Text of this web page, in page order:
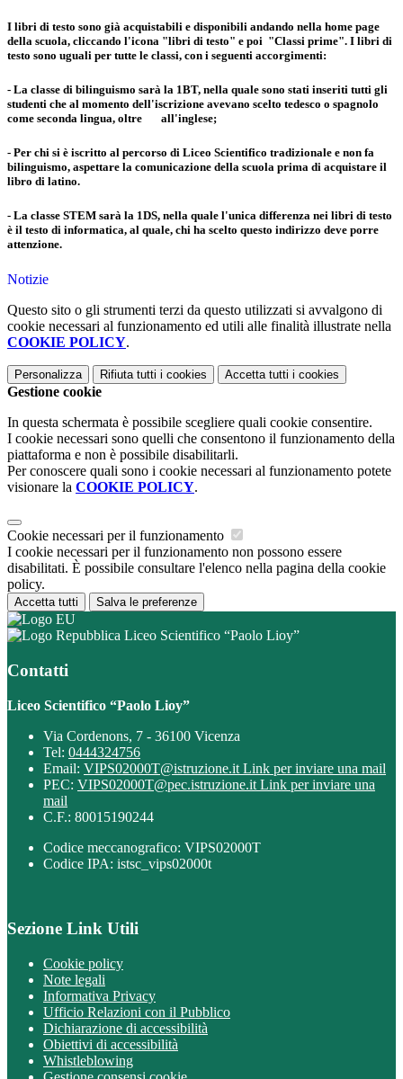
I libri di testo sono già acquistabili e disponibili andando nella home page
della scuola, cliccando l'icona "libri di testo" e poi "Classi prime". I libri di
testo sono uguali per tutte le classi, con i seguenti accorgimenti:
- La classe di bilinguismo sarà la 1BT, nella quale sono stati inseriti tutti gli
studenti che al momento dell'iscrizione avevano scelto tedesco o spagnolo
come seconda lingua, oltre all'inglese;
- Per chi si è iscritto al percorso di Liceo Scientifico tradizionale e non fa
bilinguismo, aspettare la comunicazione della scuola prima di acquistare il
libro di latino.
- La classe STEM sarà la 1DS, nella quale l'unica differenza nei libri di testo
è il testo di informatica, al quale, chi ha scelto questo indirizzo deve porre
attenzione.
Notizie
Questo sito o gli strumenti terzi da questo utilizzati si avvalgono di
cookie necessari al funzionamento ed utili alle finalità illustrate nella
COOKIE POLICY.
Personalizza Rifiuta tutti i cookies Accetta tutti i cookies
Gestione cookie
In questa schermata è possibile scegliere quali cookie consentire.
I cookie necessari sono quelli che consentono il funzionamento della
piattaforma e non è possibile disabilitarli.
Per conoscere quali sono i cookie necessari al funzionamento potete
visionare la COOKIE POLICY.
Cookie necessari per il funzionamento
I cookie necessari per il funzionamento non possono essere
disabilitati. È possibile consultare l'elenco nella pagina della cookie
policy.
Accetta tutti Salva le preferenze
Liceo Scientifico “Paolo Lioy”
Contatti
Liceo Scientifico “Paolo Lioy”
Via Cordenons, 7 - 36100 Vicenza
Tel: 0444324756
Email: VIPS02000T@istruzione.it Link per inviare una mail
PEC: VIPS02000T@pec.istruzione.it Link per inviare una
mail
C.F.: 80015190244
Codice meccanografico: VIPS02000T
Codice IPA: istsc_vips02000t
Sezione Link Utili
Cookie policy
Note legali
Informativa Privacy
Ufficio Relazioni con il Pubblico
Dichiarazione di accessibilità
Obiettivi di accessibilità
Whistleblowing